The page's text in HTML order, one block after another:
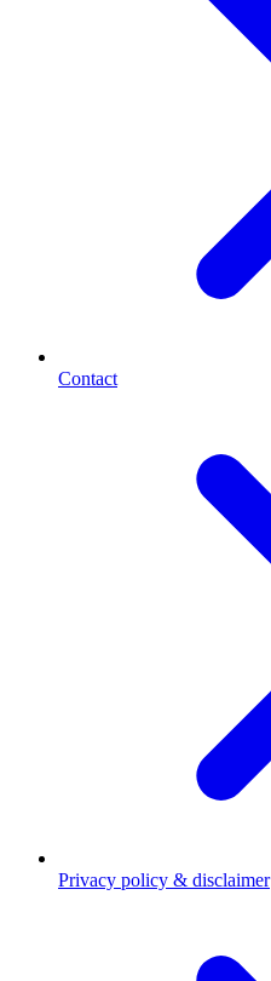
Contact
Privacy policy & disclaimer